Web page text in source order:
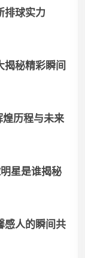
排球实力
揭秘精彩瞬间
煌历程与未来
星是谁揭秘
感人的瞬间共